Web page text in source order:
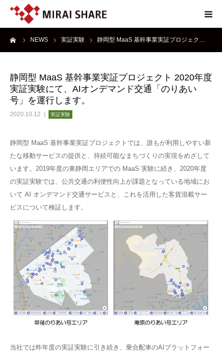
NEWS 実証実験 静岡型 MaaS 基幹事業実証プロジェク…
静岡型 MaaS 基幹事業実証プロジェクト 2020年度
実証実験にて、AIオンデマンド交通「のりあい
号」を運行します。
2020.10.12 実証実験
静岡型 MaaS 基幹事業実証プロジェクトでは、誰もが利用しやすい新
たな移動サービスの提供と、持続可能なまちづくりの実現をめざして
います。2019年度の東静岡エリアでの MaaS 実験に続き、2020年度
の実証実験では、公共交通の利便性向上が課題となっている地域にお
いて AI オンデマンド交通サービスと、これを活用した客貨混載サー
ビスについて検証します。
当社では昨年度の実証実験に引き続き、乗合配車のAIプラットフォー
NEWS
SERVICE
ABOUT